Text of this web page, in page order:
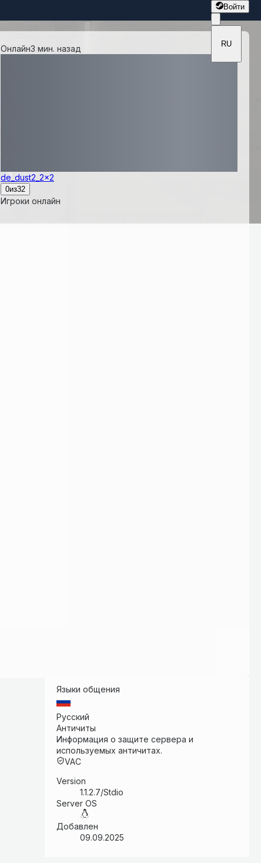
Войти
RU
Онлайн3 мин. назад
de_dust2_2x2
0из32
Игроки онлайн
Языки общения
Русский
Античиты
Информация о защите сервера и
используемых античитах.
VAC
Version
1.1.2.7/Stdio
Server OS
Добавлен
09.09.2025